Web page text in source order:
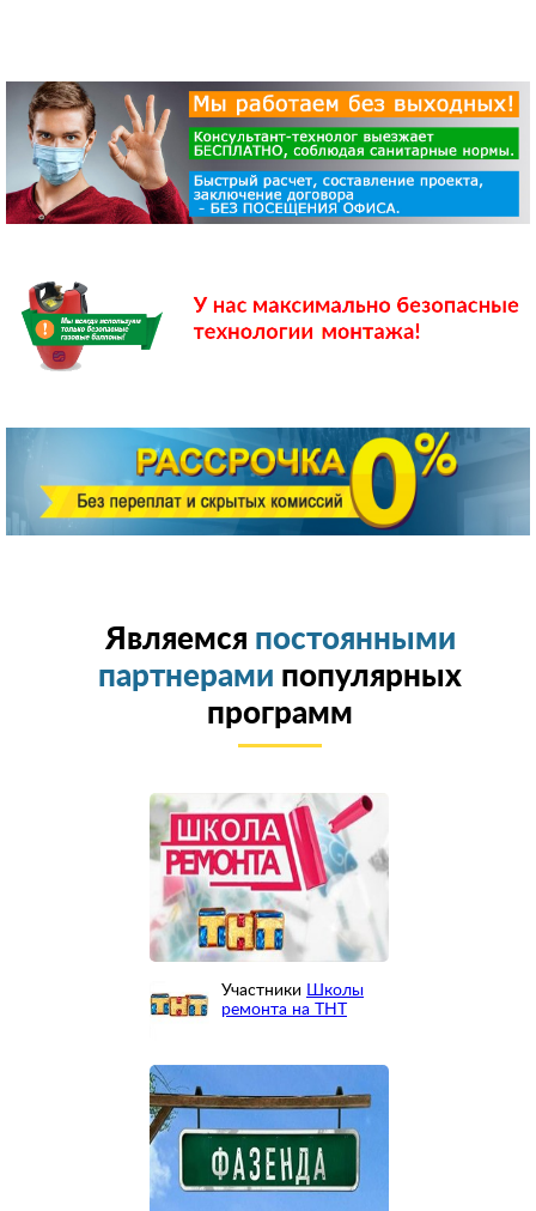
Являемся постоянными
партнерами популярных
программ
Участники
Школы
ремонта на ТНТ